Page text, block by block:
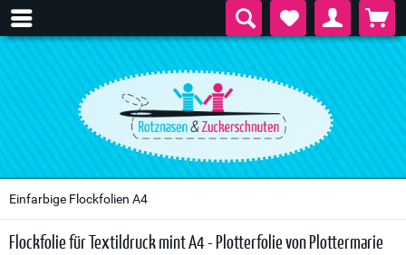
Einfarbige Flockfolien A4
Flockfolie für Textildruck mint A4 - Plotterfolie von Plottermarie